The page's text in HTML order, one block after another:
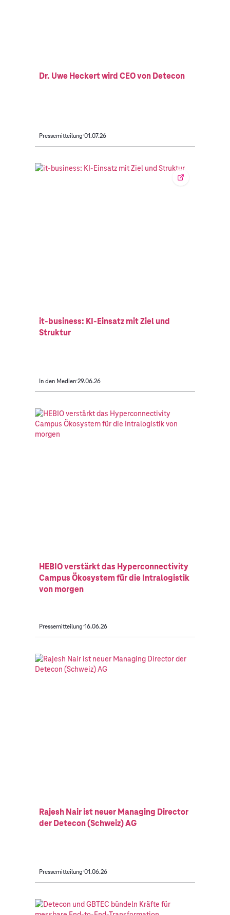
Dr. Uwe Heckert wird CEO von Detecon
Pressemitteilung 01.07.26
it-business: KI-Einsatz mit Ziel und
Struktur
In den Medien 29.06.26
HEBIO verstärkt das Hyperconnectivity
Campus Ökosystem für die Intralogistik
von morgen
Pressemitteilung 16.06.26
Rajesh Nair ist neuer Managing Director
der Detecon (Schweiz) AG
Pressemitteilung 01.06.26